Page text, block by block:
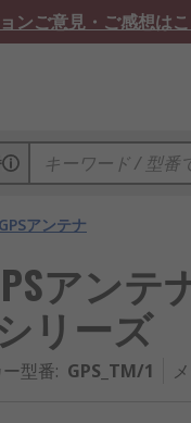
ンご意見・ご感想は
GPSアンテナ
アンテ
リーズ
型番: GPS_TM/1